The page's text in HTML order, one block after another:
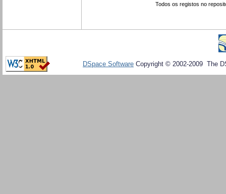
Todos os registos no
DSpace Software Copyright © 2002-2009 The